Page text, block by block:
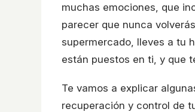
muchas emociones, que
parecer que nunca
supermercado, lleves a tu
están puestos en ti, y que
Te vamos a explicar
recuperación y control de